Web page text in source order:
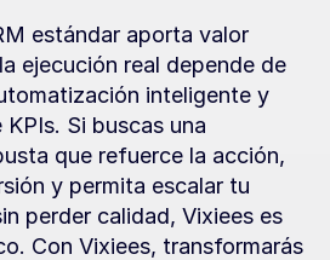
estándar aporta valor
ejecución real depende de
inteligente y
Si buscas una
que refuerce la acción,
y permita escalar tu
perder calidad, Vixiees es
Con Vixiees, transformarás